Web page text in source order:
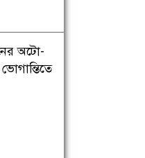
অটো-